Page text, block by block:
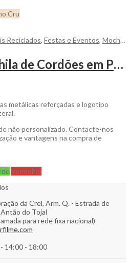
Cru
Reciclados, Festas e Eventos, Mochilas
Saco Falyan Mochila de Cordões em Poliéster Reciclado para personalizar
metálicas reforçadas e logotipo
não personalizado. Contacte-nos
e vantagens na compra de
Vermelho
da Crel, Arm. Q. - Estrada de
do Tojal
para rede fixa nacional)
14:00 - 18:00